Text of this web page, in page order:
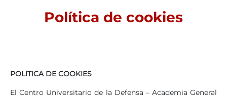
Política de cookies
POLITICA DE COOKIES
El Centro Universitario de la Defensa – Academia General